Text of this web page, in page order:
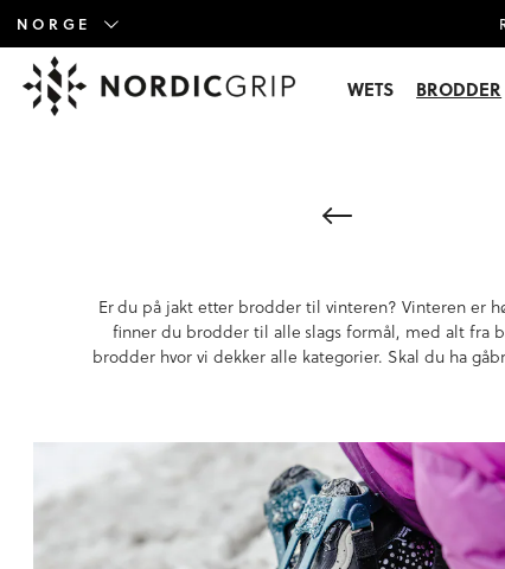
NORGE
WETS BRODDER
Er du på jakt etter brodder til vinteren? Vinteren er
finner du brodder til alle slags formål, med alt fra
brodder hvor vi dekker alle kategorier. Skal du ha